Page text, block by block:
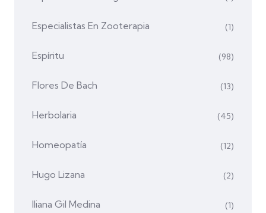
Especialistas En Zooterapia (1)
Espíritu (98)
Flores De Bach (13)
Herbolaria (45)
Homeopatía (12)
Hugo Lizana (2)
Iliana Gil Medina (1)